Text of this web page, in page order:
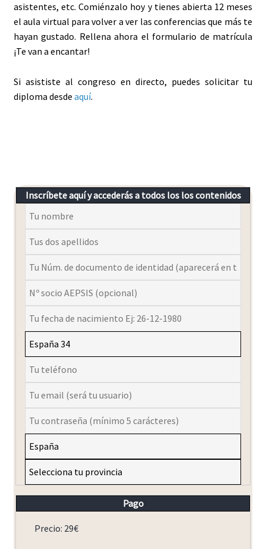
asistentes, etc. Comiénzalo hoy y tienes abierta 12 meses
el aula virtual para volver a ver las conferencias que más te
hayan gustado. Rellena ahora el formulario de matrícula
¡Te van a encantar!
Si asististe al congreso en directo, puedes solicitar tu
diploma desde aquí.
Inscríbete aquí y accederás a todos los los contenidos
Pago
Precio: 29€